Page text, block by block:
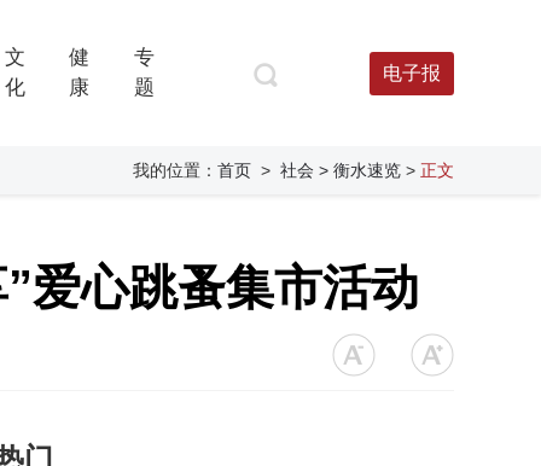
文
化
健
康
专
题
电子报
我的位置： 首页 > 社会 > 衡水速览 > 正文
爱心跳蚤集市活动
门